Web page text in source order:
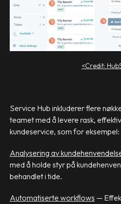
<Credit:
Service Hub inkluderer flere
teamet med å levere rask,
kundeservice, som for eksempel:
Analysering av
med å holde styr på
behandlet i tide.
Automatiserte workflows —